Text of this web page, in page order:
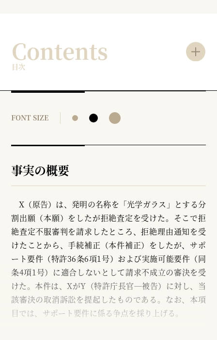
Contents
目次
FONT SIZE
事実の概要
X（原告）は、発明の名称を「光学ガラス」とする分
割出願（本願）をしたが拒絶査定を受けた。そこで拒
絶査定不服審判を請求したところ、拒絶理由通知を受
けたことから、手続補正（本件補正）をしたが、サポ
ート要件（特許36条6項1号）および実施可能要件（同
条4項1号）に適合しないとして請求不成立の審決を受
けた。本件は、XがY（特許庁長官─被告）に対し、当
該審決の取消訴訟を提起したものである。なお、本項
目では、サポート要件に係る争点を採り上げる。